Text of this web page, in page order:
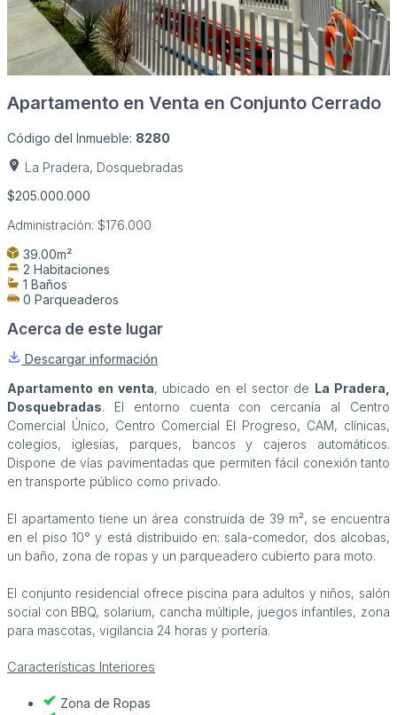
Apartamento en Venta en Conjunto Cerrado
Código del Inmueble: 8280
La Pradera, Dosquebradas
$205.000.000
Administración: $176.000
39.00m²
2 Habitaciones
1 Baños
0 Parqueaderos
Acerca de este lugar
Descargar información
Apartamento en venta, ubicado en el sector de La Pradera,
Dosquebradas. El entorno cuenta con cercanía al Centro
Comercial Único, Centro Comercial El Progreso, CAM, clínicas,
colegios, iglesias, parques, bancos y cajeros automáticos.
Dispone de vías pavimentadas que permiten fácil conexión tanto
en transporte público como privado.
El apartamento tiene un área construida de 39 m², se encuentra
en el piso 10° y está distribuido en: sala-comedor, dos alcobas,
un baño, zona de ropas y un parqueadero cubierto para moto.
El conjunto residencial ofrece piscina para adultos y niños, salón
social con BBQ, solarium, cancha múltiple, juegos infantiles, zona
para mascotas, vigilancia 24 horas y portería.
Características Interiores
Zona de Ropas